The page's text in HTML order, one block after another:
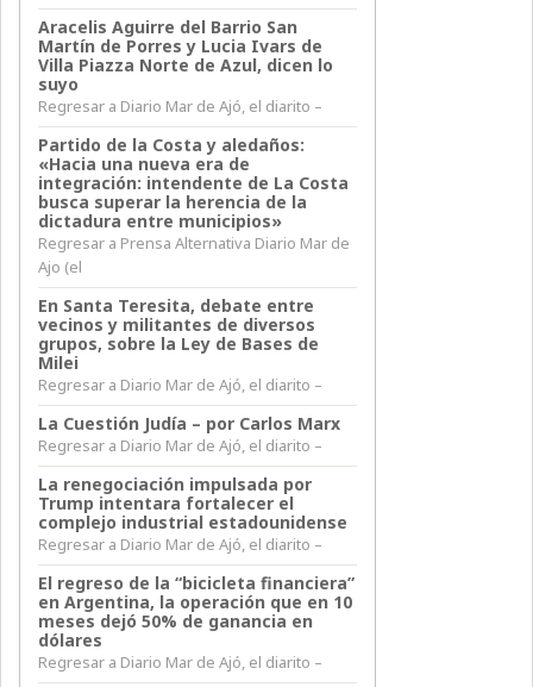
Aracelis Aguirre del Barrio San
Martín de Porres y Lucia Ivars de
Villa Piazza Norte de Azul, dicen lo
suyo
Regresar a Diario Mar de Ajó, el diarito –
Partido de la Costa y aledaños:
«Hacia una nueva era de
integración: intendente de La Costa
busca superar la herencia de la
dictadura entre municipios»
Regresar a Prensa Alternativa Diario Mar de
Ajo (el
En Santa Teresita, debate entre
vecinos y militantes de diversos
grupos, sobre la Ley de Bases de
Milei
Regresar a Diario Mar de Ajó, el diarito –
La Cuestión Judía – por Carlos Marx
Regresar a Diario Mar de Ajó, el diarito –
La renegociación impulsada por
Trump intentara fortalecer el
complejo industrial estadounidense
Regresar a Diario Mar de Ajó, el diarito –
El regreso de la “bicicleta financiera”
en Argentina, la operación que en 10
meses dejó 50% de ganancia en
dólares
Regresar a Diario Mar de Ajó, el diarito –